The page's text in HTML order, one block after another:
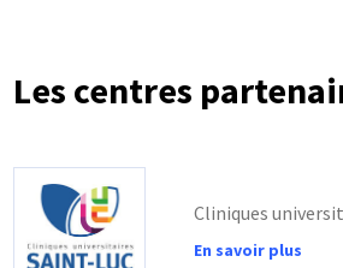
Les centres
Cliniques
En savoir plus